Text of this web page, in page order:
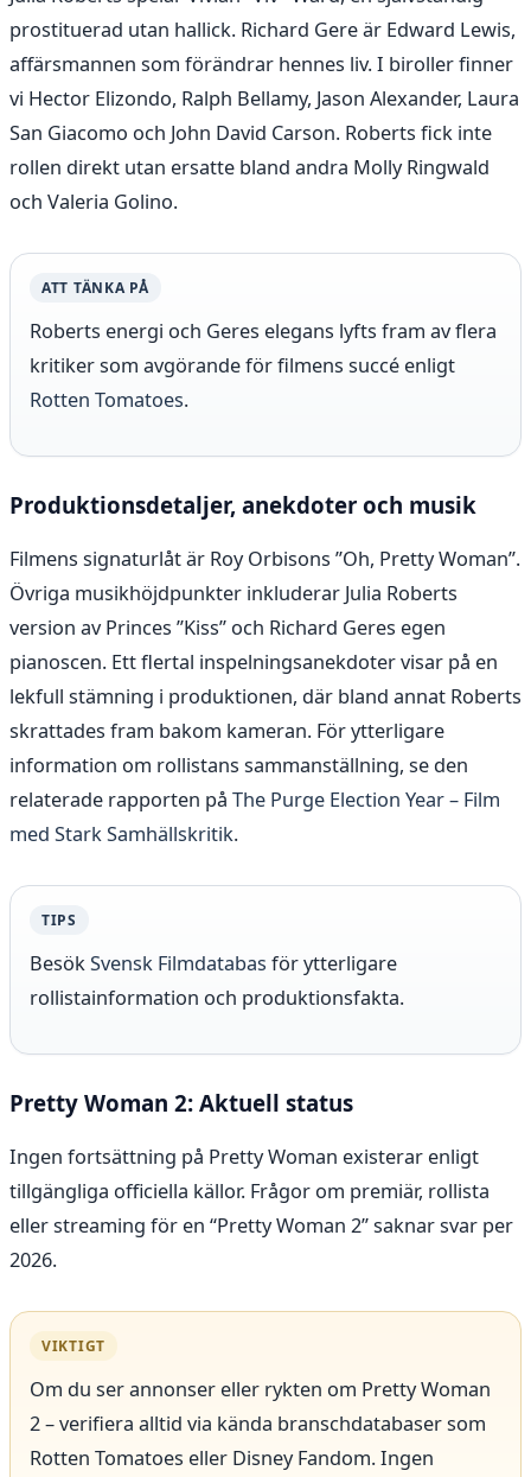
prostituerad utan hallick. Richard Gere är Edward Lewis,
affärsmannen som förändrar hennes liv. I biroller finner
vi Hector Elizondo, Ralph Bellamy, Jason Alexander, Laura
San Giacomo och John David Carson. Roberts fick inte
rollen direkt utan ersatte bland andra Molly Ringwald
och Valeria Golino.
ATT TÄNKA PÅ
Roberts energi och Geres elegans lyfts fram av flera
kritiker som avgörande för filmens succé enligt
Rotten Tomatoes.
Produktionsdetaljer, anekdoter och musik
Filmens signaturlåt är Roy Orbisons ”Oh, Pretty Woman”.
Övriga musikhöjdpunkter inkluderar Julia Roberts
version av Princes ”Kiss” och Richard Geres egen
pianoscen. Ett flertal inspelningsanekdoter visar på en
lekfull stämning i produktionen, där bland annat Roberts
skrattades fram bakom kameran. För ytterligare
information om rollistans sammanställning, se den
relaterade rapporten på The Purge Election Year – Film
med Stark Samhällskritik.
TIPS
BesökSvensk Filmdatabas för ytterligare
rollistainformation och produktionsfakta.
Pretty Woman 2: Aktuell status
Ingen fortsättning på Pretty Woman existerar enligt
tillgängliga officiella källor. Frågor om premiär, rollista
eller streaming för en “Pretty Woman 2” saknar svar per
2026.
VIKTIGT
Om du ser annonser eller rykten om Pretty Woman
2 – verifiera alltid via kända branschdatabaser som
Rotten Tomatoes eller Disney Fandom. Ingen